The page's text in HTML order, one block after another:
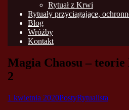
Rytuał z Krwi
Rytuały przyciągające,
Blog
Wróżby
Kontakt
Magia Chaosu –
2
1 kwietnia 2020PostyRytualista